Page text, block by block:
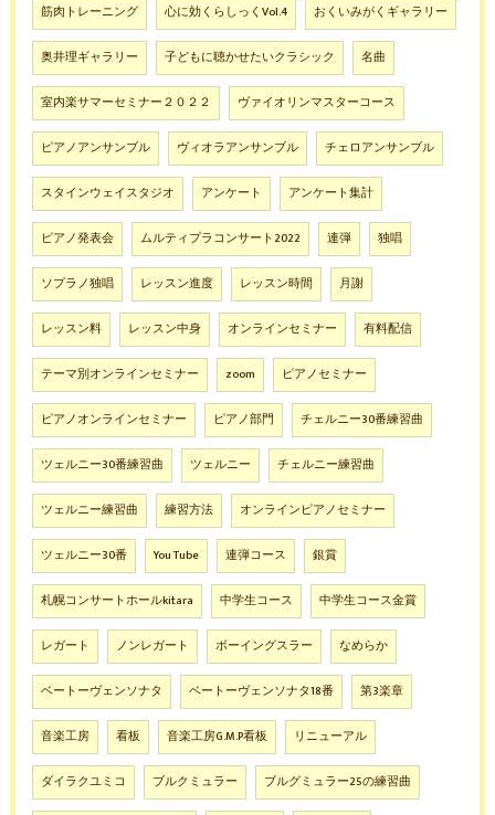
筋肉トレーニング 心に効くらしっくVol.4 おくいみがくギャラリー
奥井理ギャラリー 子どもに聴かせたいクラシック 名曲
室内楽サマーセミナー２０２２ ヴァイオリンマスターコース
ピアノアンサンブル ヴィオラアンサンブル チェロアンサンブル
スタインウェイスタジオ アンケート アンケート集計
ピアノ発表会 ムルティプラコンサート2022 連弾 独唱
ソプラノ独唱 レッスン進度 レッスン時間 月謝
レッスン料 レッスン中身 オンラインセミナー 有料配信
テーマ別オンラインセミナー zoom ピアノセミナー
ピアノオンラインセミナー ピアノ部門 チェルニー30番練習曲
ツェルニー30番練習曲 ツェルニー チェルニー練習曲
ツェルニー練習曲 練習方法 オンラインピアノセミナー
ツェルニー30番 You Tube 連弾コース 銀賞
札幌コンサートホールkitara 中学生コース 中学生コース金賞
レガート ノンレガート ボーイングスラー なめらか
ベートーヴェンソナタ ベートーヴェンソナタ18番 第3楽章
音楽工房 看板 音楽工房G.M.P看板 リニューアル
ダイラクユミコ ブルクミュラー ブルグミュラー25の練習曲